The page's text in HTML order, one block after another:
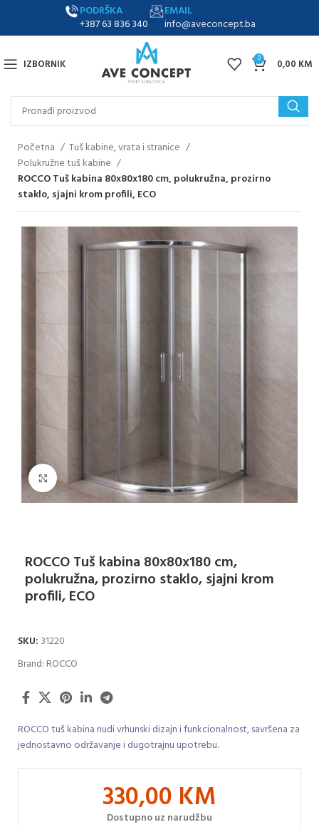
PODRŠKA
+387 63 836 340
EMAIL
info@aveconcept.ba
IZBORNIK 0 0,00 KM
Početna
Tuš kabine, vrata i stranice
Polukružne tuš kabine
ROCCO Tuš kabina 80x80x180 cm, polukružna, prozirno
staklo, sjajni krom profili, ECO
Klikni za uvećanje
ROCCO Tuš kabina 80x80x180 cm,
polukružna, prozirno staklo, sjajni krom
profili, ECO
SKU: 31220
Brand: ROCCO
ROCCO tuš kabina nudi vrhunski dizajn i funkcionalnost, savršena za
jednostavno održavanje i dugotrajnu upotrebu.
330,00 KM
Dostupno uz narudžbu